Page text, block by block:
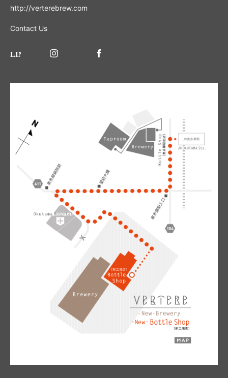
http://verterebrew.com
Contact Us